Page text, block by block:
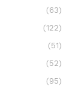
(63)
(122)
(51)
(52)
(95)